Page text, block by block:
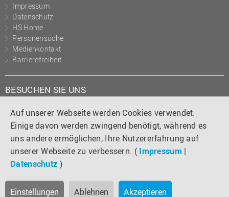
Auf unserer Webseite werden Cookies verwendet.
Einige davon werden zwingend benötigt, während es
uns andere ermöglichen, Ihre Nutzererfahrung auf
unserer Webseite zu verbessern. ( Impressum |
Datenschutz )
Einstellungen Ablehnen Akzeptieren
Impressum
Datenschutz
HS Home
Personensuche
Medienkontakt
Barrierefreiheit
BESUCHEN SIE UNS
Instagram
TiktokLinkedIn
YouTube
Facebook